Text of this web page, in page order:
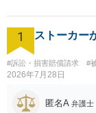
1 ストーカー
#訴訟・損害賠償請求 #
2026年7月28日
匿名A 弁護士